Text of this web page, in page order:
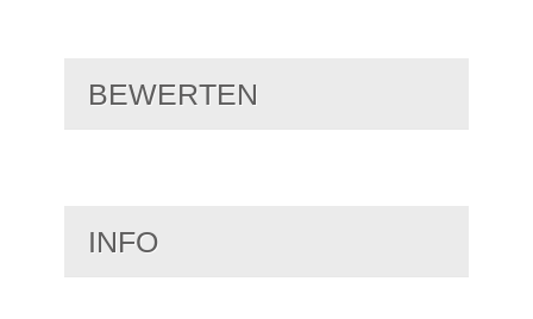
BEWERTEN
INFO